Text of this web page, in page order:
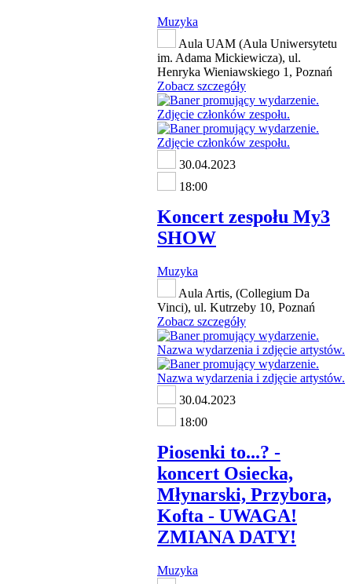
Muzyka
Aula UAM (Aula Uniwersytetu
im. Adama Mickiewicza), ul.
Henryka Wieniawskiego 1, Poznań
Zobacz szczegóły
30.04.2023
18:00
Koncert zespołu My3
SHOW
Muzyka
Aula Artis, (Collegium Da
Vinci), ul. Kutrzeby 10, Poznań
Zobacz szczegóły
30.04.2023
18:00
Piosenki to...? -
koncert Osiecka,
Młynarski, Przybora,
Kofta - UWAGA!
ZMIANA DATY!
Muzyka